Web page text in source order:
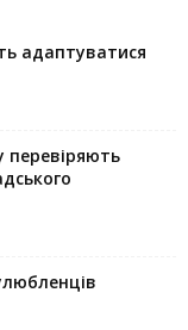
адаптуватися
перевіряють